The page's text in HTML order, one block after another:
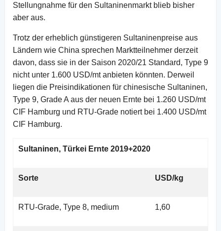
Stellungnahme für den Sultaninenmarkt blieb bisher
aber aus.
Trotz der erheblich günstigeren Sultaninenpreise aus
Ländern wie China sprechen Marktteilnehmer derzeit
davon, dass sie in der Saison 2020/21 Standard, Type 9
nicht unter 1.600 USD/mt anbieten könnten. Derweil
liegen die Preisindikationen für chinesische Sultaninen,
Type 9, Grade A aus der neuen Ernte bei 1.260 USD/mt
CIF Hamburg und RTU-Grade notiert bei 1.400 USD/mt
CIF Hamburg.
Sultaninen, Türkei Ernte 2019+2020
Sorte USD/kg
RTU-Grade, Type 8, medium 1,60